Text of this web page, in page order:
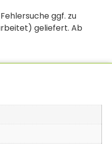
ggf. zu
geliefert. Ab